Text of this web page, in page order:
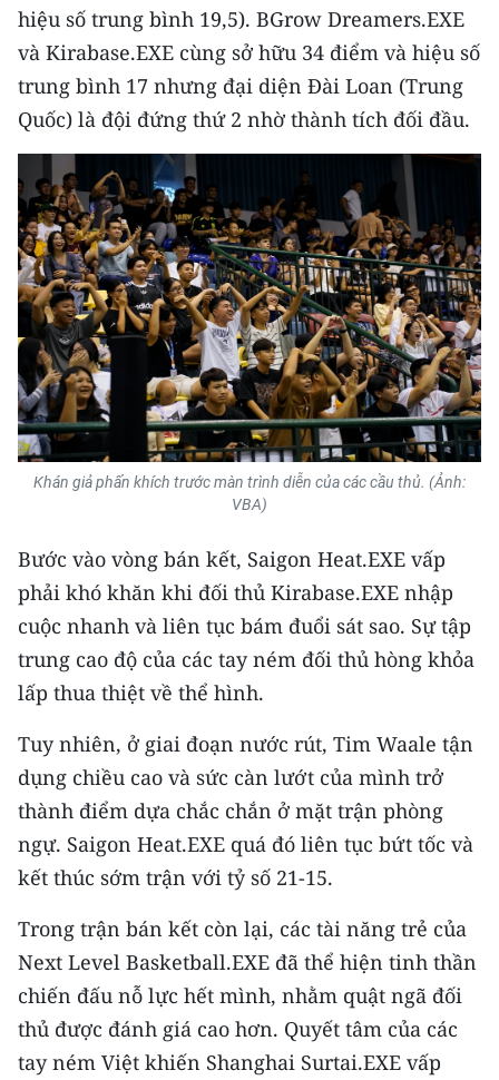
hiệu số trung bình 19,5). BGrow Dreamers.EXE
và Kirabase.EXE cùng sở hữu 34 điểm và hiệu số
trung bình 17 nhưng đại diện Đài Loan (Trung
Quốc) là đội đứng thứ 2 nhờ thành tích đối đầu.
Khán giả phấn khích trước màn trình diễn của các cầu thủ. (Ảnh:
VBA)
Bước vào vòng bán kết, Saigon Heat.EXE vấp
phải khó khăn khi đối thủ Kirabase.EXE nhập
cuộc nhanh và liên tục bám đuổi sát sao. Sự tập
trung cao độ của các tay ném đối thủ hòng khỏa
lấp thua thiệt về thể hình.
Tuy nhiên, ở giai đoạn nước rút, Tim Waale tận
dụng chiều cao và sức càn lướt của mình trở
thành điểm dựa chắc chắn ở mặt trận phòng
ngự. Saigon Heat.EXE quá đó liên tục bứt tốc và
kết thúc sớm trận với tỷ số 21-15.
Trong trận bán kết còn lại, các tài năng trẻ của
Next Level Basketball.EXE đã thể hiện tinh thần
chiến đấu nỗ lực hết mình, nhằm quật ngã đối
thủ được đánh giá cao hơn. Quyết tâm của các
tay ném Việt khiến Shanghai Surtai.EXE vấp